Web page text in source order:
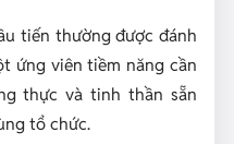
tiến thường được đánh
ứng viên tiềm năng cần
thực và tinh thần sẵn
tổ chức.